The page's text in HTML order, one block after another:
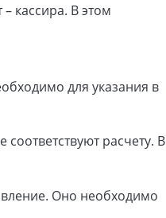
кассира. В этом
для указания в
расчету. В
Оно необходимо